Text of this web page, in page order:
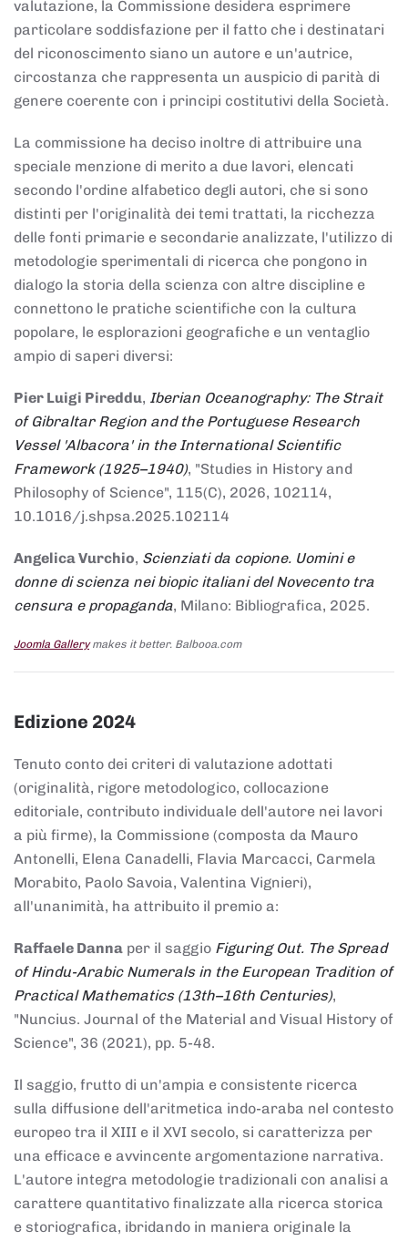
valutazione, la Commissione desidera esprimere
particolare soddisfazione per il fatto che i destinatari
del riconoscimento siano un autore e un'autrice,
circostanza che rappresenta un auspicio di parità di
genere coerente con i principi costitutivi della Società.
La commissione ha deciso inoltre di attribuire una
speciale menzione di merito a due lavori, elencati
secondo l'ordine alfabetico degli autori, che si sono
distinti per l'originalità dei temi trattati, la ricchezza
delle fonti primarie e secondarie analizzate, l'utilizzo di
metodologie sperimentali di ricerca che pongono in
dialogo la storia della scienza con altre discipline e
connettono le pratiche scientifiche con la cultura
popolare, le esplorazioni geografiche e un ventaglio
ampio di saperi diversi:
Pier Luigi Pireddu, Iberian Oceanography: The Strait
of Gibraltar Region and the Portuguese Research
Vessel 'Albacora' in the International Scientific
Framework (1925–1940), "Studies in History and
Philosophy of Science", 115(C), 2026, 102114,
10.1016/j.shpsa.2025.102114
Angelica Vurchio, Scienziati da copione. Uomini e
donne di scienza nei biopic italiani del Novecento tra
censura e propaganda, Milano: Bibliografica, 2025.
Joomla Gallerymakes it better. Balbooa.com
Edizione 2024
Tenuto conto dei criteri di valutazione adottati
(originalità, rigore metodologico, collocazione
editoriale, contributo individuale dell'autore nei lavori
a più firme), la Commissione (composta da Mauro
Antonelli, Elena Canadelli, Flavia Marcacci, Carmela
Morabito, Paolo Savoia, Valentina Vignieri),
all'unanimità, ha attribuito il premio a:
Raffaele Danna per il saggio Figuring Out. The Spread
of Hindu-Arabic Numerals in the European Tradition of
Practical Mathematics (13th–16th Centuries),
"Nuncius. Journal of the Material and Visual History of
Science", 36 (2021), pp. 5-48.
Il saggio, frutto di un'ampia e consistente ricerca
sulla diffusione dell'aritmetica indo-araba nel contesto
europeo tra il XIII e il XVI secolo, si caratterizza per
una efficace e avvincente argomentazione narrativa.
L'autore integra metodologie tradizionali con analisi a
carattere quantitativo finalizzate alla ricerca storica
e storiografica, ibridando in maniera originale la